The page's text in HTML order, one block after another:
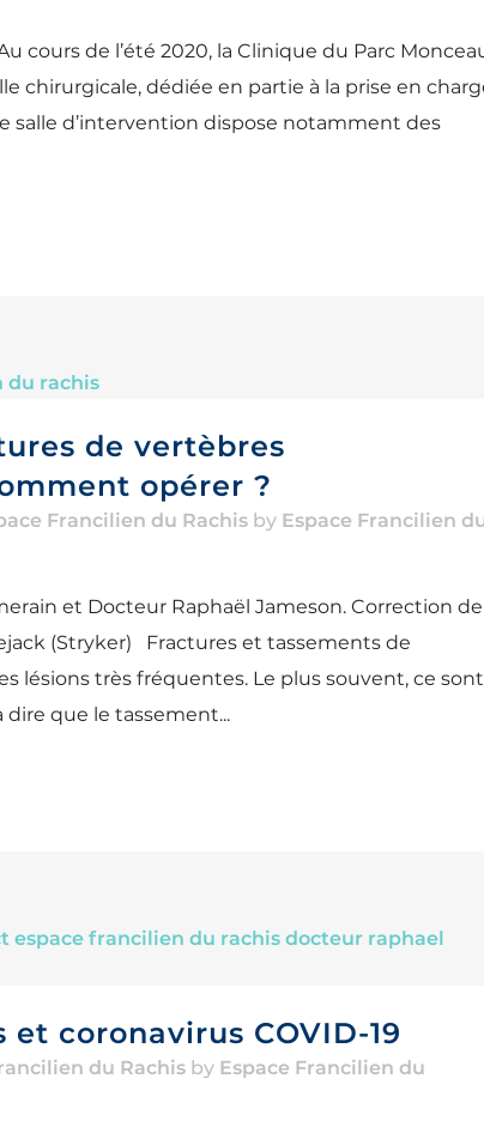
cours de l’été 2020, la Clinique du Parc
chirurgicale, dédiée en partie à la prise en
salle d’intervention dispose notamment des
de vertèbres
opérer ?
Francilien du Rachis by Espace Francilien
et Docteur Raphaël Jameson. Correction de
(Stryker) Fractures et tassements de
lésions très fréquentes. Le plus souvent, ce sont
dire que le tassement...
coronavirus COVID-19
du Rachis by Espace Francilien du